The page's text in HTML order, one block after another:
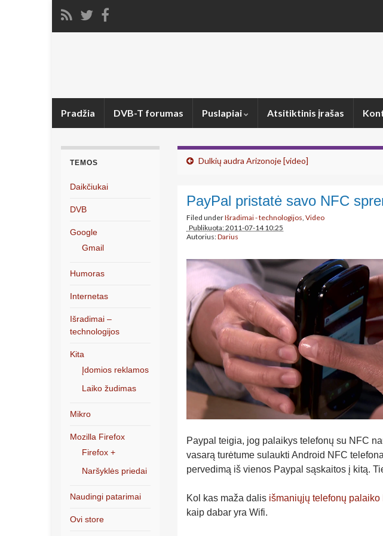
Pradžia DVB-T forumas Puslapiai Atsitiktinis įrašas
Dulkių audra Arizonoje [video]
PayPal pristatė savo NFC
Filed underIšradimai - technologijos, Video
Publikuota: 2011-07-14 10:25
Autorius:Darius
Paypal teigia, jog palaikys telefonų su NFC
vasarą turėtume sulaukti Android NFC
pervedimą iš vienos Paypal sąskaitos į kitą.
Kol kas maža dalis išmaniųjų telefonų palaiko
kaip dabar yra Wifi.
TEMOS
Daikčiukai
DVB
Google
Gmail
Humoras
Internetas
Išradimai –
technologijos
Kita
Įdomios reklamos
Laiko žudimas
Mikro
Mozilla Firefox
Firefox +
Naršyklės priedai
Naudingi patarimai
Ovi store